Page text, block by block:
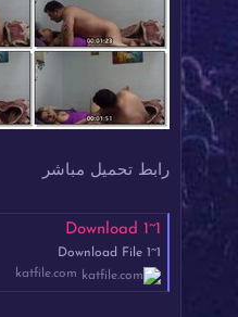
رابط تحميل مباشر
Download 1~1
Download File 1~1
katfile.com